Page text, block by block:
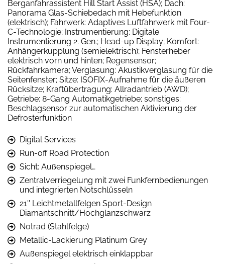
Berganfahrassistent Hill Start Assist (HSA); Dach:
Panorama Glas-Schiebedach mit Hebefunktion
(elektrisch); Fahrwerk: Adaptives Luftfahrwerk mit Four-
C-Technologie; Instrumentierung: Digitale
Instrumentierung 2. Gen.; Head-up Display; Komfort:
Anhängerkupplung (semielektrisch); Fensterheber
elektrisch vorn und hinten; Regensensor;
Rückfahrkamera; Verglasung: Akustikverglasung für die
Seitenfenster; Sitze: ISOFIX-Aufnahme für die äußeren
Rücksitze; Kraftübertragung: Allradantrieb (AWD);
Getriebe: 8-Gang Automatikgetriebe; sonstiges:
Beschlagsensor zur automatischen Aktivierung der
Defrosterfunktion
Digital Services
Run-off Road Protection
Sicht: Außenspiegel…
Zentralverriegelung mit zwei Funkfernbedienungen
und integrierten Notschlüsseln
21'' Leichtmetallfelgen Sport-Design
Diamantschnitt/Hochglanzschwarz
Notrad (Stahlfelge)
Metallic-Lackierung Platinum Grey
Außenspiegel elektrisch einklappbar